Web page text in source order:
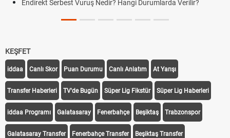
Endirekt Serbest Vuruş Nedir? Hangi Durumlarda Verilir?
KEŞFET
iddaa Canlı Skor Puan Durumu Canlı Anlatım At Yarışı
Transfer Haberleri TV'de Bugün Süper Lig Fikstür Süper Lig Haberleri
iddaa Programı Galatasaray Fenerbahçe Beşiktaş Trabzonspor
Galatasaray Transfer Fenerbahçe Transfer Beşiktaş Transfer